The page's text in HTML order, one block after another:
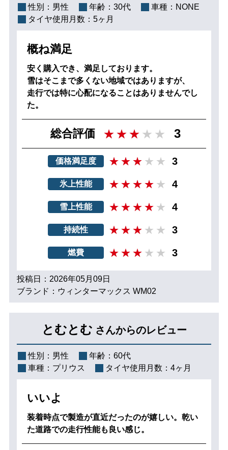
性別： 男性 年齢： 30代 車種： NONE
タイヤ使用月数： 5ヶ月
概ね満足
安く購入でき、満足しております。
雪はそこまで多くない地域ではありますが、
走行では特に心配になることはありませんでし
た。
総合評価 3
価格満足度 3
氷上性能 4
雪上性能 4
持続性 3
燃費 3
投稿日：2026年05月09日
ブランド：ウィンターマックス WM02
とむとむ さんからのレビュー
性別： 男性 年齢： 60代
車種： プリウス タイヤ使用月数： 4ヶ月
いいよ
装着時点で製造が直近だったのが嬉しい。乾い
た道路での走行性能も良い感じ。